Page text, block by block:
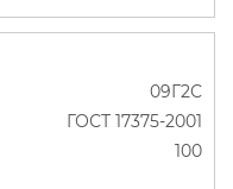
09Г2С
ГОСТ 17375-2001
100